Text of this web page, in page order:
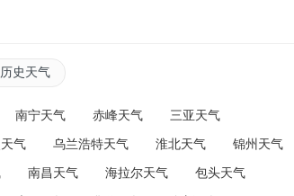
历史天气
南宁天气 赤峰天气 三亚天气
气 乌兰浩特天气 淮北天气 锦州天气
南昌天气 海拉尔天气 包头天气